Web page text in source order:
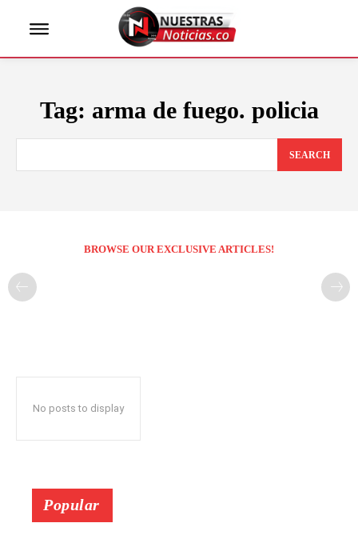
Tag: arma de fuego. policia
SEARCH
BROWSE OUR EXCLUSIVE ARTICLES!
No posts to display
Popular